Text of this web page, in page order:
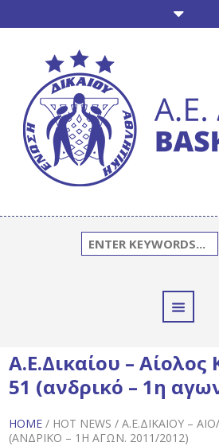
Α.Ε.Δικαίου –
51 (ανδρικό – 1η
HOME / HOT NEWS /Α.Ε.ΔΙΚΑΊΟΥ –
(ΑΝΔΡΙΚΌ – 1Η ΑΓΩΝ. 2011/2012)